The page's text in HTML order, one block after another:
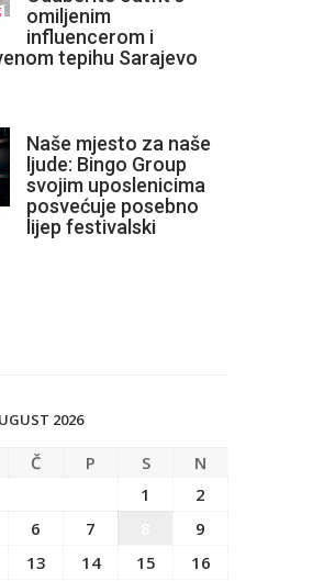
omiljenim
influencerom i
tepihu Sarajevo
Naše mjesto za naše
ljude: Bingo Group
svojim uposlenicima
posvećuje posebno
lijep festivalski
2026
Č P S
N
1
2
6 7
9
13 14 15
16